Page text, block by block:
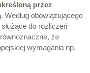
przez
. Według obowiązującego
do rozliczeń
że
wymagania np.